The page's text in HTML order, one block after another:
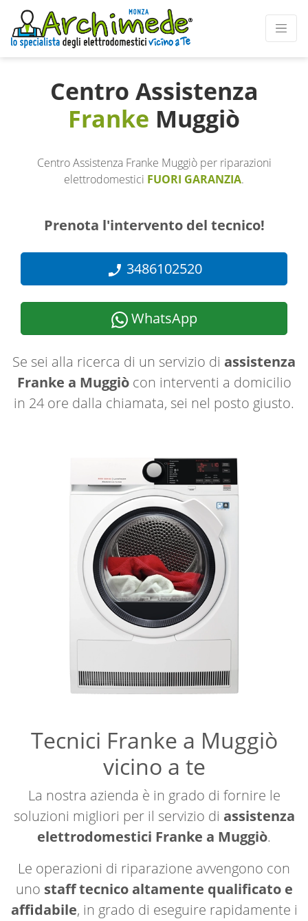
Centro Assistenza
Franke Muggiò
Centro Assistenza Franke Muggiò per riparazioni
elettrodomestici FUORI GARANZIA.
Prenota l'intervento del tecnico!
3486102520
WhatsApp
Se sei alla ricerca di un servizio di assistenza
Franke a Muggiòcon interventi a domicilio
in 24 ore dalla chiamata, sei nel posto giusto.
Tecnici Franke a Muggiò
vicino a te
La nostra azienda è in grado di fornire le
soluzioni migliori per il servizio di assistenza
elettrodomestici Franke a Muggiò.
Le operazioni di riparazione avvengono con
uno staff tecnico altamente qualificato e
affidabile, in grado di eseguire rapidamente i